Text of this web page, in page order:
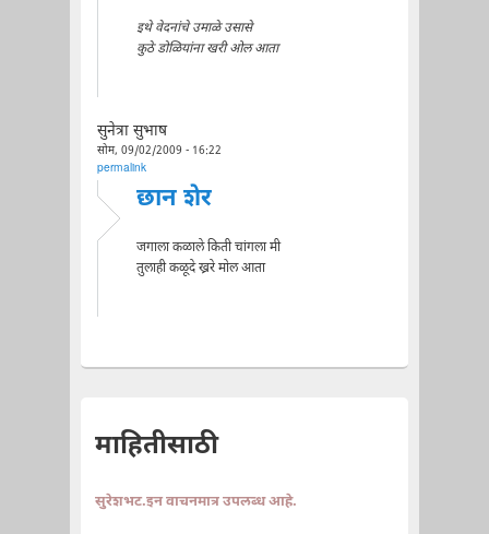
इथे वेदनांचे उमाळे उसासे
कुठे डोळियांना खरी ओल आता
सुनेत्रा सुभाष
सोम, 09/02/2009 - 16:22
permalink
छान शेर
जगाला कळाले किती चांगला मी
तुलाही कळूदे ख्ररे मोल आता
माहितीसाठी
सुरेशभट.इन वाचनमात्र उपलब्ध आहे.